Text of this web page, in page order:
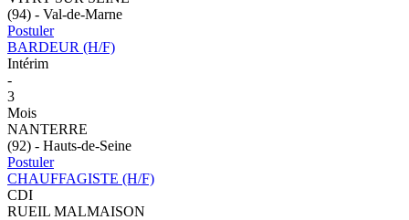
(94) - Val-de-Marne
Postuler
BARDEUR (H/F)
Intérim
-
3
Mois
NANTERRE
(92) - Hauts-de-Seine
Postuler
CHAUFFAGISTE (H/F)
CDI
RUEIL MALMAISON